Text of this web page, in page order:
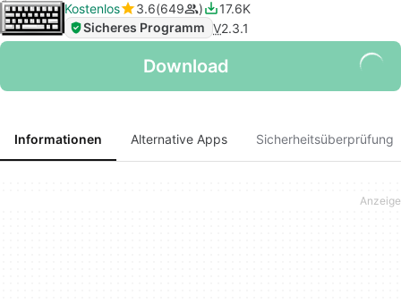
Kostenlos
3.6 649
17.6K
Sicheres Programm V2.3.1
Download
Informationen Alternative Apps Sicherheitsüberprüfung